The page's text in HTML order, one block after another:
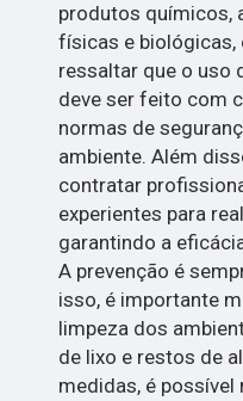
produtos químicos,
físicas e biológicas,
ressaltar que o uso
deve ser feito com
normas de
ambiente. Além
contratar
experientes para
garantindo a
A prevenção é
isso, é importante
limpeza dos
de lixo e restos de
medidas, é possível